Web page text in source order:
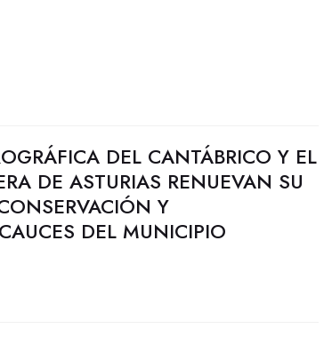
DEL CANTÁBRICO Y EL
DE ASTURIAS RENUEVAN SU
Y
DEL MUNICIPIO